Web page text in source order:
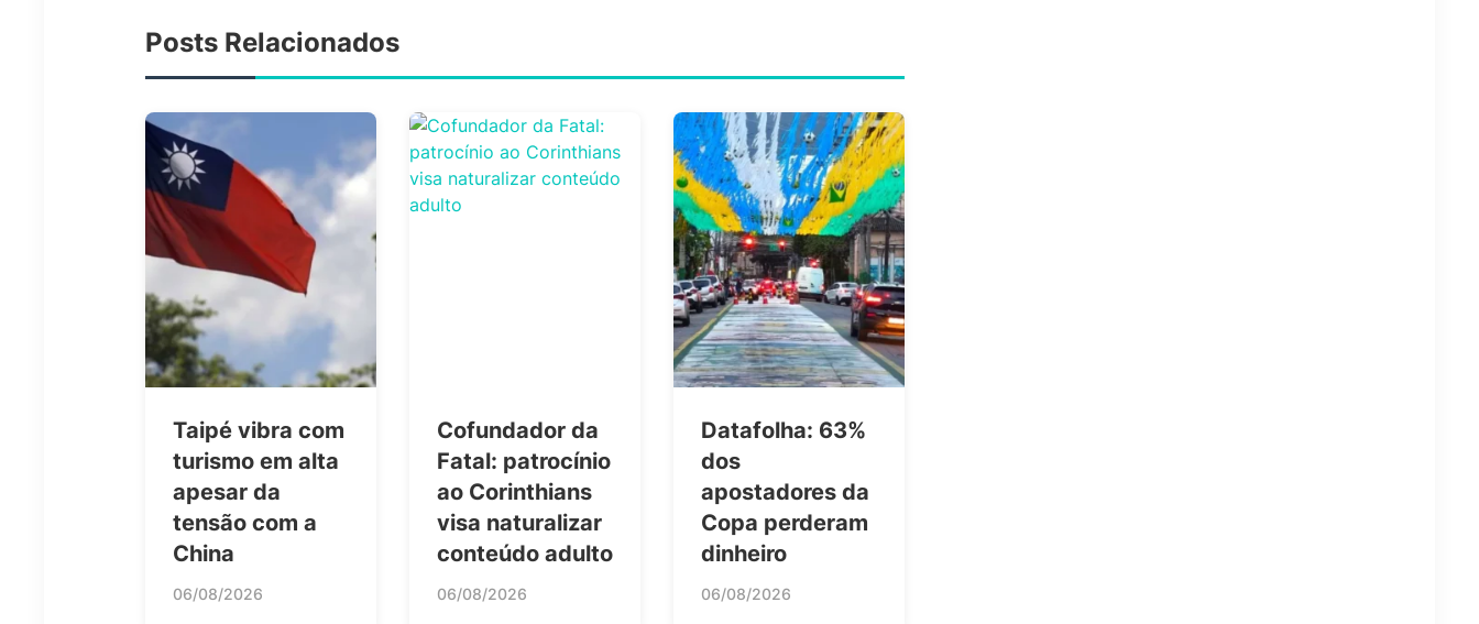
Posts Relacionados
Taipé vibra com
turismo em alta
apesar da
tensão com a
China
06/08/2026
Cofundador da
Fatal: patrocínio
ao Corinthians
visa naturalizar
conteúdo adulto
06/08/2026
Datafolha: 63%
dos
apostadores da
Copa perderam
dinheiro
06/08/2026